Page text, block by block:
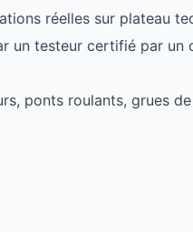
réelles sur plateau
un testeur certifié par un
ponts roulants, grues